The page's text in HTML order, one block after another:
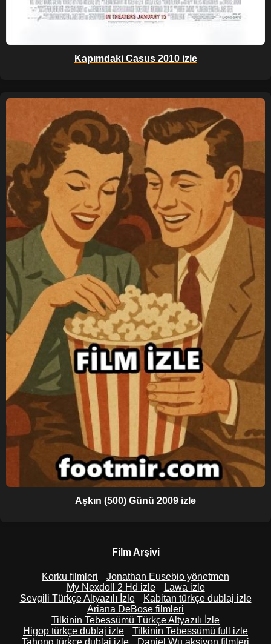
Kapımdaki Casus 2010 izle
Aşkın (500) Günü 2009 izle
Film Arşivi
Korku filmleri
Jonathan Eusebio yönetmen
My Nexdoll 2 Hd izle
Lawa izle
Sevgili Türkçe Altyazılı İzle
Kabitan türkçe dublaj izle
Ariana DeBose filmleri
Tilkinin Tebessümü Türkçe Altyazılı İzle
Higop türkçe dublaj izle
Tilkinin Tebessümü full izle
Tahong türkçe dublaj izle
Daniel Wu aksiyon filmleri